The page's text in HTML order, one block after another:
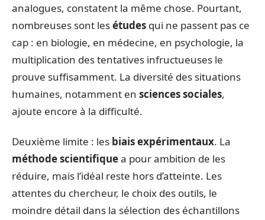
analogues, constatent la même chose. Pourtant,
nombreuses sont lesétudes qui ne passent pas ce
cap : en biologie, en médecine, en psychologie, la
multiplication des tentatives infructueuses le
prouve suffisamment. La diversité des situations
humaines, notamment en sciences sociales,
ajoute encore à la difficulté.
Deuxième limite : les biais expérimentaux. La
méthode scientifiquea pour ambition de les
réduire, mais l’idéal reste hors d’atteinte. Les
attentes du chercheur, le choix des outils, le
moindre détail dans la sélection des échantillons